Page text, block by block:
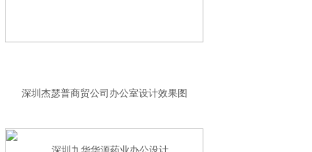
深圳杰瑟普商贸公司办公室设计效果图